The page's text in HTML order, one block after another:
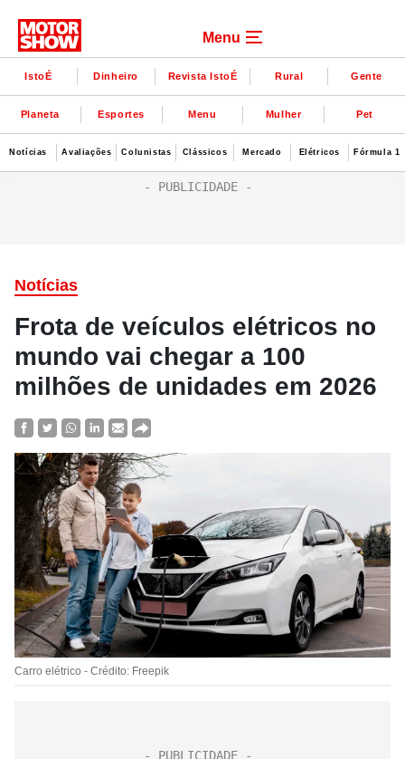
Menu
IstoÉ Dinheiro Revista IstoÉ Rural Gente
Planeta Esportes Menu Mulher Pet
Notícias Avaliações Colunistas Clássicos Mercado Elétricos Fórmula 1
Notícias
Frota de veículos elétricos no
mundo vai chegar a 100
milhões de unidades em 2026
Carro elétrico - Crédito: Freepik